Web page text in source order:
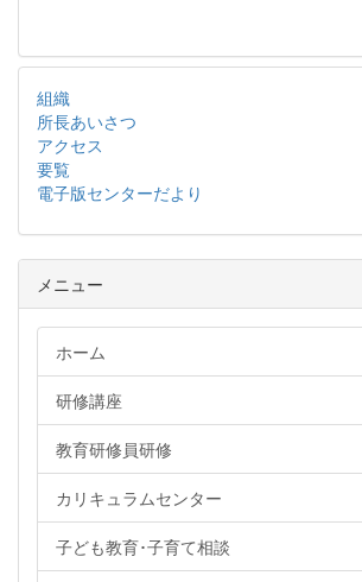
組織
所長あいさつ
アクセス
要覧
電子版センターだより
メニュー
ホーム
研修講座
教育研修員研修
カリキュラムセンター
子ども教育･子育て相談